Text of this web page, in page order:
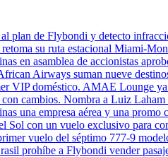
plan de Flybondi y detecto
su ruta estacional Miami-
en asamblea de accionistas
Airways suman nueve
VIP doméstico. AMAE Lounge
cambios. Nombra a Luiz
una empresa aérea y una
Sol con un vuelo exclusivo para
vuelo del séptimo 777-9
prohíbe a Flybondi vender